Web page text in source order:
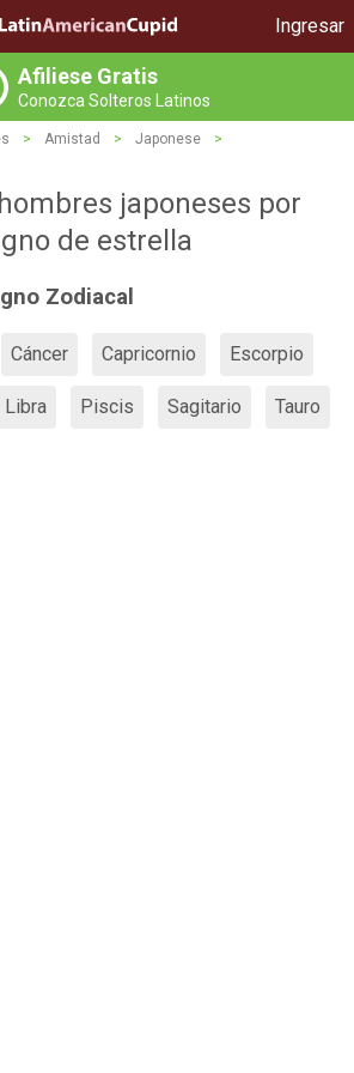
Ingresar
Afiliese Gratis
Conozca Solteros Latinos
> Amistad > Japonese
>
japoneses por
de estrella
Zodiacal
Cáncer Capricornio Escorpio
Libra Piscis Sagitario Tauro